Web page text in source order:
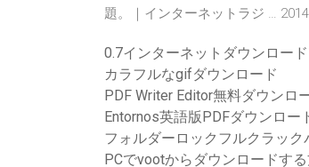
題。｜インターネットラジ …
0.7インターネットダウンロー
カラフルなgifダウンロード
PDF Writer Editor無料ダウンロ
Entornos英語版PDFダウンロー
フォルダーロックフルクラッ
PCでvootからダウンロードす